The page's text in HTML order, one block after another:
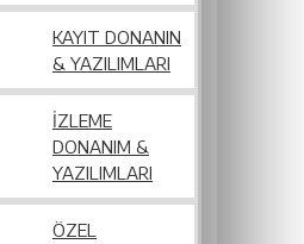
KAYIT DONANIN
& YAZILIMLARI
İZLEME
DONANIM &
YAZILIMLARI
ÖZEL